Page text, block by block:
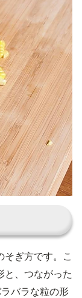
そぎ方です。こ
と、つながった
バラな粒の形